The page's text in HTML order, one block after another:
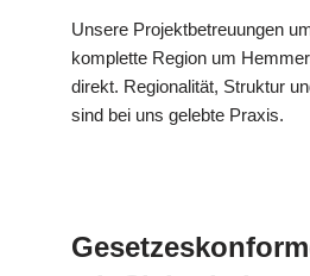
Unsere Projektbetreuungen
komplette Region um
direkt. Regionalität, Struktur
sind bei uns gelebte Praxis.